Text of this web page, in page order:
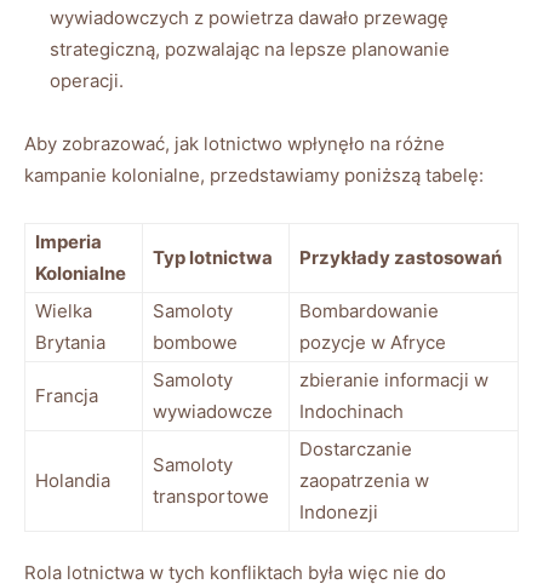
wywiadowczych z powietrza dawało przewagę
strategiczną, pozwalając na lepsze planowanie
operacji.
Aby zobrazować, jak lotnictwo wpłynęło na różne
kampanie kolonialne, przedstawiamy poniższą tabelę:
Imperia
Kolonialne
Typ lotnictwa Przykłady zastosowań
Wielka
Brytania
Samoloty
bombowe
Bombardowanie
pozycje w Afryce
Francja
Samoloty
wywiadowcze
zbieranie informacji w
Indochinach
Holandia
Samoloty
transportowe
Dostarczanie
zaopatrzenia w
Indonezji
Rola lotnictwa w tych konfliktach była więc nie do